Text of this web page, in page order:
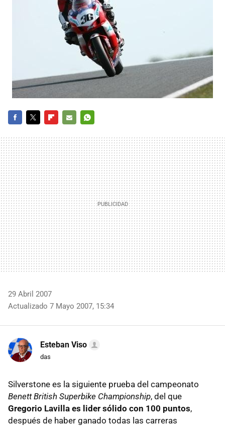
MAIL
29 Abril 2007
Actualizado 7 Mayo 2007, 15:34
Esteban Viso
das
Silverstone es la siguiente prueba del campeonato
Benett British Superbike Championship, del que
Gregorio Lavilla es lider sólido con 100 puntos,
después de haber ganado todas las carreras